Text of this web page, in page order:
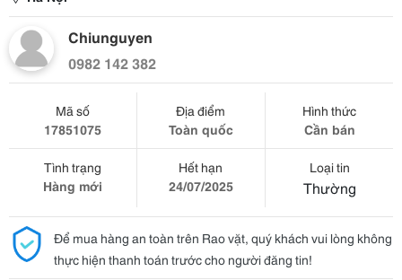
Chiunguyen
0982 142 382
Mã số
17851075
Địa điểm
Toàn quốc
Hình thức
Cần bán
Tình trạng
Hàng mới
Hết hạn
24/07/2025
Loại tin
Thường
Để mua hàng an toàn trên Rao vặt, quý khách vui lòng không
thực hiện thanh toán trước cho người đăng tin!